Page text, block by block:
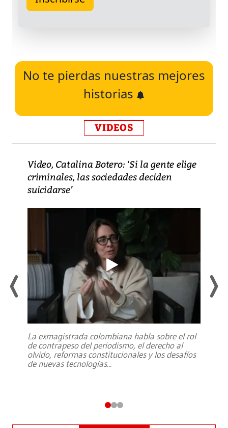
No te pierdas nuestras mejores
historias
VIDEOS
Video, Catalina Botero: ‘Si la gente elige
criminales, las sociedades deciden
suicidarse’
La exmagistrada colombiana habla sobre el rol
de contrapeso del periodismo, el derecho al
olvido, reformas constitucionales y los desafíos
de nuevas tecnologías...